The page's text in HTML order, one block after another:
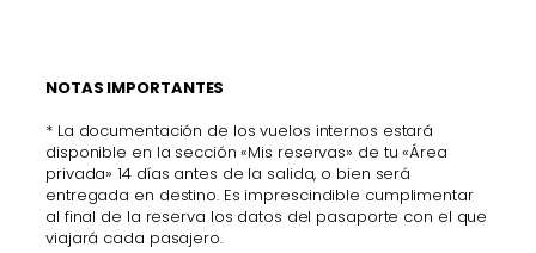
NOTAS IMPORTANTES
* La documentación de los vuelos internos estará
disponible en la sección «Mis reservas» de tu «Área
privada» 14 días antes de la salida, o bien será
entregada en destino. Es imprescindible cumplimentar
al final de la reserva los datos del pasaporte con el que
viajará cada pasajero.